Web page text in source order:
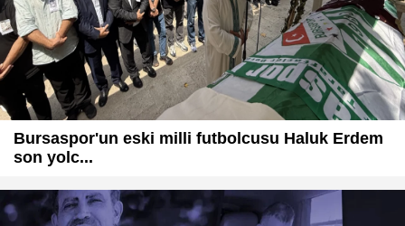
Bursaspor'un eski milli futbolcusu Haluk Erdem
son yolc...